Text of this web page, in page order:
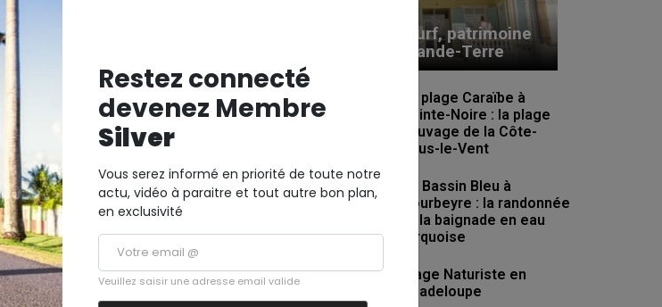
La ville du Moule : surf, patrimoine
et art de vivre en Grande-Terre
La plage Caraïbe à
Pointe-Noire : la plage
sauvage de la Côte-
sous-le-Vent
Le Bassin Bleu à
Gourbeyre : la randonnée
et la baignade en eau
turquoise
Plage Naturiste en
Guadeloupe
Restez connecté
devenez Membre
Silver
Vous serez informé en priorité de toute notre
actu, vidéo à paraitre et tout autre bon plan,
en exclusivité
Veuillez saisir une adresse email valide